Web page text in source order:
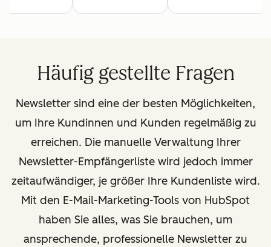
Häufig gestellte Fragen
Newsletter sind eine der besten Möglichkeiten,
um Ihre Kundinnen und Kunden regelmäßig zu
erreichen. Die manuelle Verwaltung Ihrer
Newsletter-Empfängerliste wird jedoch immer
zeitaufwändiger, je größer Ihre Kundenliste wird.
Mit den E-Mail-Marketing-Tools von HubSpot
haben Sie alles, was Sie brauchen, um
ansprechende, professionelle Newsletter zu